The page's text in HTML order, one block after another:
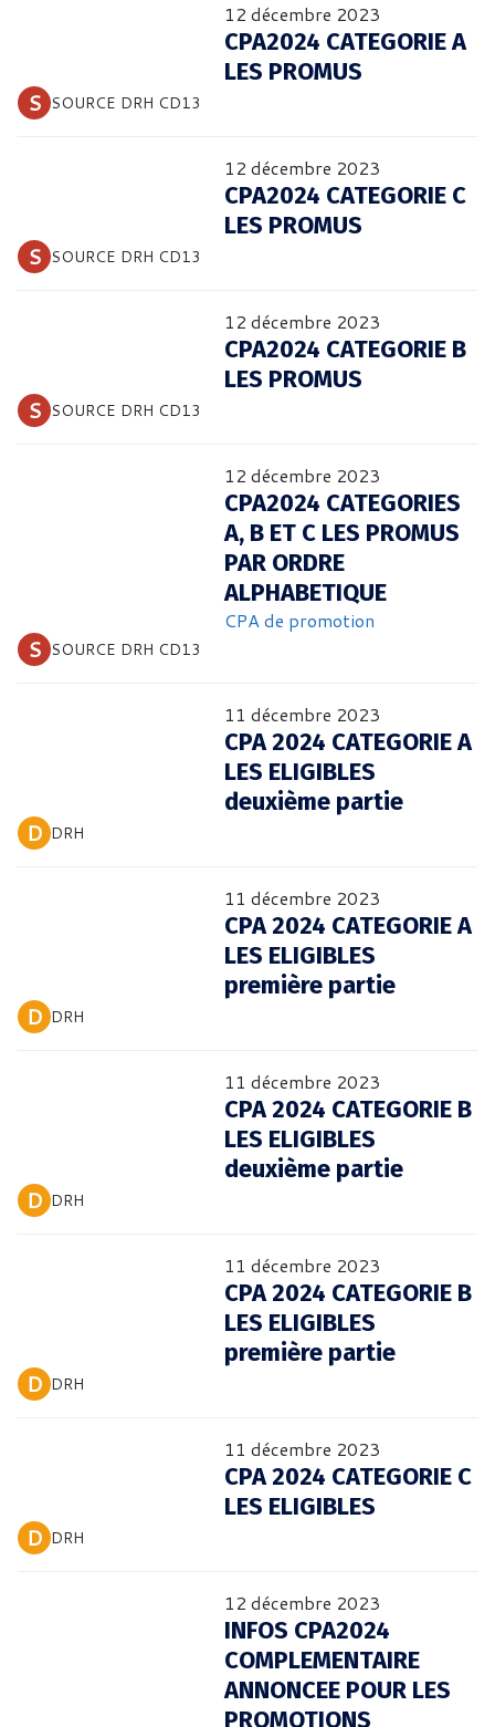
nommés au 1er février et non
plus au 1er janvier comme cela
se faisait jusqu'à présent.
12 décembre 2023
CPA2024 CATEGORIE A
LES PROMUS
S SOURCE DRH CD13
12 décembre 2023
CPA2024 CATEGORIE C
LES PROMUS
S SOURCE DRH CD13
12 décembre 2023
CPA2024 CATEGORIE B
LES PROMUS
S SOURCE DRH CD13
12 décembre 2023
CPA2024 CATEGORIES
A, B ET C LES PROMUS
PAR ORDRE
ALPHABETIQUE
CPA de promotion
S SOURCE DRH CD13
11 décembre 2023
CPA 2024 CATEGORIE A
LES ELIGIBLES
deuxième partie
D DRH
11 décembre 2023
CPA 2024 CATEGORIE A
LES ELIGIBLES
première partie
D DRH
11 décembre 2023
CPA 2024 CATEGORIE B
LES ELIGIBLES
deuxième partie
D DRH
11 décembre 2023
CPA 2024 CATEGORIE B
LES ELIGIBLES
première partie
D DRH
11 décembre 2023
CPA 2024 CATEGORIE C
LES ELIGIBLES
D DRH
12 décembre 2023
INFOS CPA2024
COMPLEMENTAIRE
ANNONCEE POUR LES
PROMOTIONS